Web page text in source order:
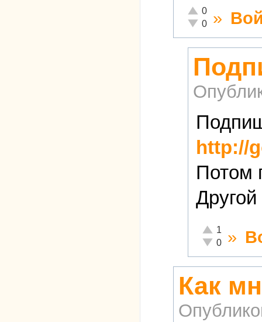
Отлично!
0
Неадекватно!
0 »
http://
Потом
Отлично!
1
Неадекватно!
0 »
Как